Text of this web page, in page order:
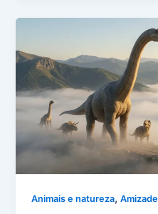
Animais e natureza,Amizade